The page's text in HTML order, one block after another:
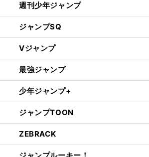
週刊少年ジャンプ
ジャンプSQ
Vジャンプ
最強ジャンプ
少年ジャンプ+
ジャンプTOON
ZEBRACK